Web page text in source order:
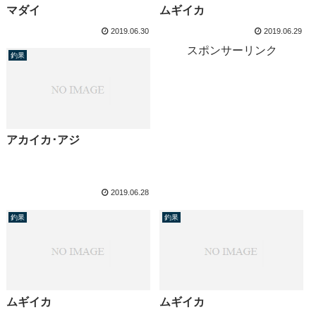
マダイ
2019.06.30
ムギイカ
2019.06.29
釣果
アカイカ･アジ
2019.06.28
スポンサーリンク
釣果
ムギイカ
釣果
ムギイカ